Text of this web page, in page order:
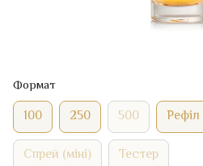
Формат
100 250 500 Рефіл
Спрей (міні)
Тестер